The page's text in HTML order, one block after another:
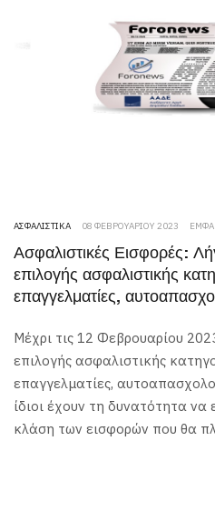
ΑΣΦΑΛΙΣΤΙΚΆ 08 ΦΕΒΡΟΥΑΡΊΟΥ 2023
Ασφαλιστικές Εισφορές:
επιλογής ασφαλιστικής
επαγγελματίες,
Μέχρι τις 12 Φεβρουαρίου
επιλογής ασφαλιστικής
επαγγελματίες,
ίδιοι έχουν τη δυνατότητα να
κλάση των εισφορών που θα